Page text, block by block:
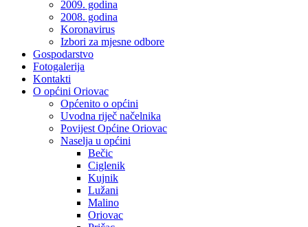
2009. godina
2008. godina
Koronavirus
Izbori za mjesne odbore
Gospodarstvo
Fotogalerija
Kontakti
O općini Oriovac
Općenito o općini
Uvodna riječ načelnika
Povijest Općine Oriovac
Naselja u općini
Bečic
Ciglenik
Kujnik
Lužani
Malino
Oriovac